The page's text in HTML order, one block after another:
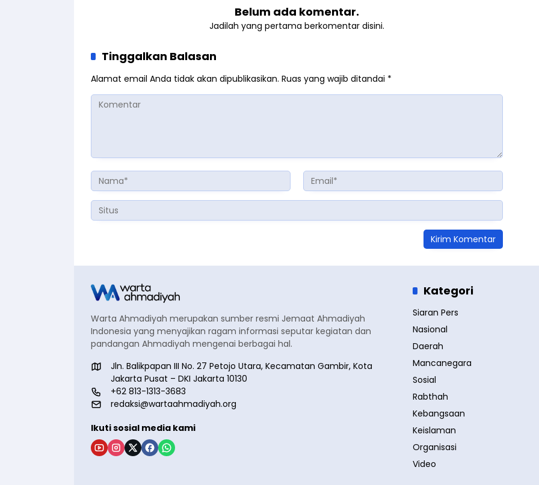
Belum ada komentar.
Jadilah yang pertama berkomentar disini.
Tinggalkan Balasan
Alamat email Anda tidak akan dipublikasikan. Ruas yang wajib ditandai *
Warta Ahmadiyah merupakan sumber resmi Jemaat Ahmadiyah
Indonesia yang menyajikan ragam informasi seputar kegiatan dan
pandangan Ahmadiyah mengenai berbagai hal.
Jln. Balikpapan III No. 27 Petojo Utara, Kecamatan Gambir, Kota
Jakarta Pusat – DKI Jakarta 10130
+62 813-1313-3683
redaksi@wartaahmadiyah.org
Ikuti sosial media kami
Kategori
Siaran Pers
Nasional
Daerah
Mancanegara
Sosial
Rabthah
Kebangsaan
Keislaman
Organisasi
Video